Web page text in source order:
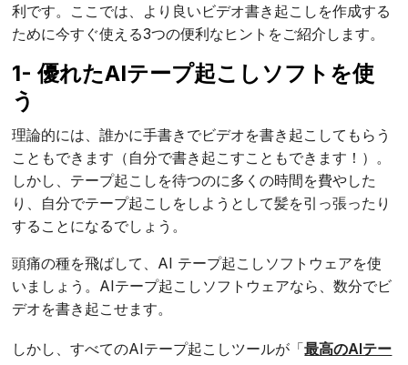
利です。ここでは、より良いビデオ書き起こしを作成する
ために今すぐ使える3つの便利なヒントをご紹介します。
1- 優れたAIテープ起こしソフトを使
う
理論的には、誰かに手書きでビデオを書き起こしてもらう
こともできます（自分で書き起こすこともできます！）。
しかし、テープ起こしを待つのに多くの時間を費やした
り、自分でテープ起こしをしようとして髪を引っ張ったり
することになるでしょう。
頭痛の種を飛ばして、AI テープ起こしソフトウェアを使
いましょう。AIテープ起こしソフトウェアなら、数分でビ
デオを書き起こせます。
しかし、すべてのAIテープ起こしツールが「最高のAIテー